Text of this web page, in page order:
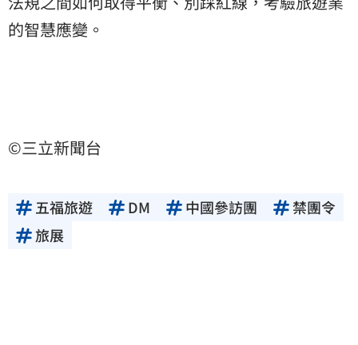
的智慧應變。
©三立新聞台
五福旅遊 DM 中國參訪團
禁團令
旅展